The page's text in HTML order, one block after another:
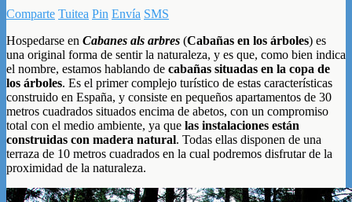
Comparte Tuitea Pin Envía SMS
Hospedarse en Cabanes als arbres (Cabañas en los árboles) es
una original forma de sentir la naturaleza, y es que, como bien indica
el nombre, estamos hablando de cabañas situadas en la copa de
los árboles. Es el primer complejo turístico de estas características
construido en España, y consiste en pequeños apartamentos de 30
metros cuadrados situados encima de abetos, con un compromiso
total con el medio ambiente, ya que las instalaciones están
construidas con madera natural. Todas ellas disponen de una
terraza de 10 metros cuadrados en la cual podremos disfrutar de la
proximidad de la naturaleza.